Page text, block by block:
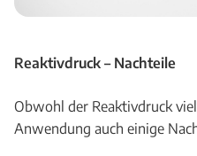
Reaktivdruck – Nachteile
Obwohl der Reaktivdruck
Anwendung auch einige